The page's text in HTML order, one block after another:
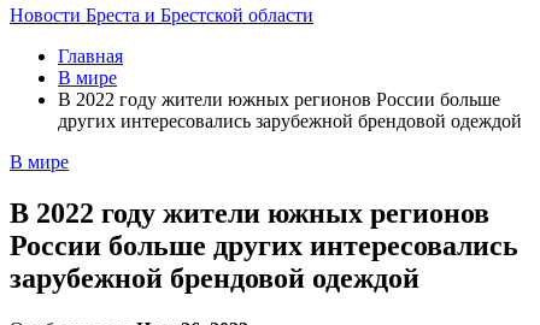
Новости Бреста и Брестской области
Главная
В мире
В 2022 году жители южных регионов России больше
других интересовались зарубежной брендовой одеждой
В мире
В 2022 году жители южных регионов
России больше других интересовались
зарубежной брендовой одеждой